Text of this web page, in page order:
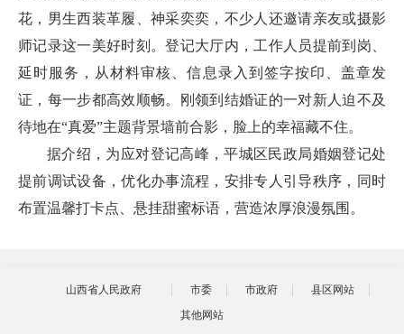
花，男生西装革履、神采奕奕，不少人还邀请亲友或摄影
师记录这一美好时刻。登记大厅内，工作人员提前到岗、
延时服务，从材料审核、信息录入到签字按印、盖章发
证，每一步都高效顺畅。刚领到结婚证的一对新人迫不及
待地在“真爱”主题背景墙前合影，脸上的幸福藏不住。
据介绍，为应对登记高峰，平城区民政局婚姻登记处
提前调试设备，优化办事流程，安排专人引导秩序，同时
布置温馨打卡点、悬挂甜蜜标语，营造浓厚浪漫氛围。
山西省人民政府 市委 市政府
县区网站
其他网站